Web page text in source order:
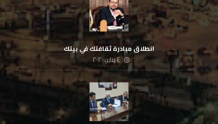
انطلاق مبادرة ثقافتك في بيتك
٤ يناير، ٢٠٢٠